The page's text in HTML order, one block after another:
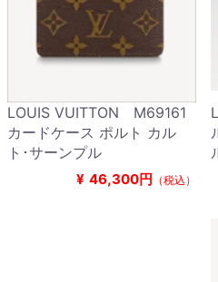
LOUIS VUITTON M69161
カードケース ポルト カル
ト･サーンプル
¥ 46,300円 （税込）